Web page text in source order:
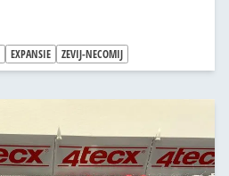
EXPANSIE ZEVIJ-NECOMIJ